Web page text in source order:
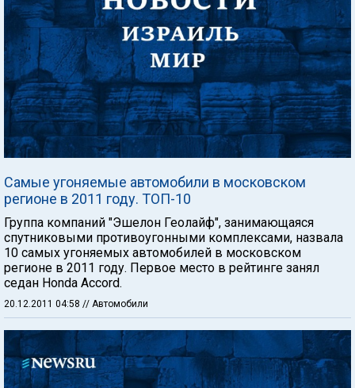
Самые угоняемые автомобили в московском
регионе в 2011 году. ТОП-10
Группа компаний "Эшелон Геолайф", занимающаяся
спутниковыми противоугонными комплексами, назвала
10 самых угоняемых автомобилей в московском
регионе в 2011 году. Первое место в рейтинге занял
седан Honda Accord.
20.12.2011 04:58 // Автомобили